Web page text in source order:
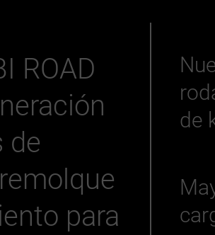
ROAD
de
para
de